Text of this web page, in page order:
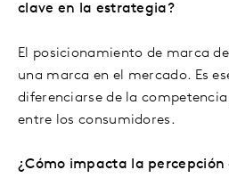
clave en la estrategia?
El posicionamiento de marca
una marca en el mercado. Es
diferenciarse de la
entre los consumidores.
¿Cómo impacta la percepción